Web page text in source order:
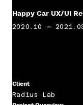
Happy Car UX/UI
2020.10 ~
Client
Radius Lab